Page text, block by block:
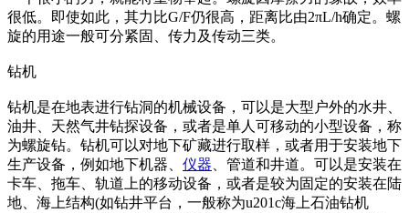
很低。即使如此，其力比G/F仍很高，距离比由2πL/h确定。螺
旋的用途一般可分紧固、传力及传动三类。
钻机
钻机是在地表进行钻洞的机械设备，可以是大型户外的水井、
油井、天然气井钻探设备，或者是单人可移动的小型设备，称
为螺旋钻。钻机可以对地下矿藏进行取样，或者用于安装地下
生产设备，例如地下机器、 仪器 、管道和井道。可以是安装在
卡车、拖车、轨道上的移动设备，或者是较为固定的安装在陆
地、海上结构(如钻井平台，一般称为u201c海上石油钻机